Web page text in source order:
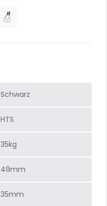
Schwarz
HTS
35kg
49mm
35mm